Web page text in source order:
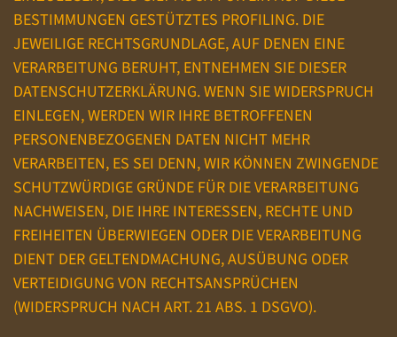
BESTIMMUNGEN GESTÜTZTES PROFILING. DIE
JEWEILIGE RECHTSGRUNDLAGE, AUF DENEN EINE
VERARBEITUNG BERUHT, ENTNEHMEN SIE DIESER
DATENSCHUTZERKLÄRUNG. WENN SIE WIDERSPRUCH
EINLEGEN, WERDEN WIR IHRE BETROFFENEN
PERSONENBEZOGENEN DATEN NICHT MEHR
VERARBEITEN, ES SEI DENN, WIR KÖNNEN ZWINGENDE
SCHUTZWÜRDIGE GRÜNDE FÜR DIE VERARBEITUNG
NACHWEISEN, DIE IHRE INTERESSEN, RECHTE UND
FREIHEITEN ÜBERWIEGEN ODER DIE VERARBEITUNG
DIENT DER GELTENDMACHUNG, AUSÜBUNG ODER
VERTEIDIGUNG VON RECHTSANSPRÜCHEN
(WIDERSPRUCH NACH ART. 21 ABS. 1 DSGVO).